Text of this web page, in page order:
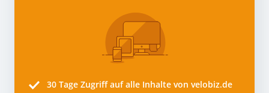
30 Tage Zugriff auf alle Inhalte von velobiz.de